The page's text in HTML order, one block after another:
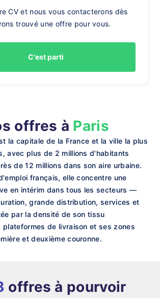
CV et nous vous contacterons dès
trouvé une offre pour vous.
C'est parti
offres à Paris
la capitale de la France et la ville la plus
avec plus de 2 millions d'habitants
de 12 millions dans son aire urbaine.
français, elle concentre une
en intérim dans tous les secteurs —
grande distribution, services et
par la densité de son tissu
plateformes de livraison et ses zones
et deuxième couronne.
offres à pourvoir